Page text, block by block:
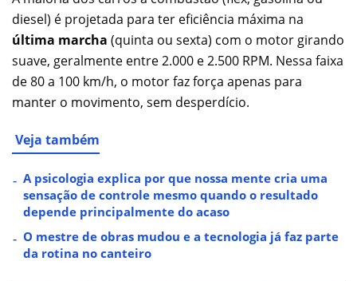
diesel) é projetada para ter eficiência máxima na
última marcha (quinta ou sexta) com o motor girando
suave, geralmente entre 2.000 e 2.500 RPM. Nessa faixa
de 80 a 100 km/h, o motor faz força apenas para
manter o movimento, sem desperdício.
Veja também
A psicologia explica por que nossa mente cria uma
sensação de controle mesmo quando o resultado
depende principalmente do acaso
O mestre de obras mudou e a tecnologia já faz parte
da rotina no canteiro